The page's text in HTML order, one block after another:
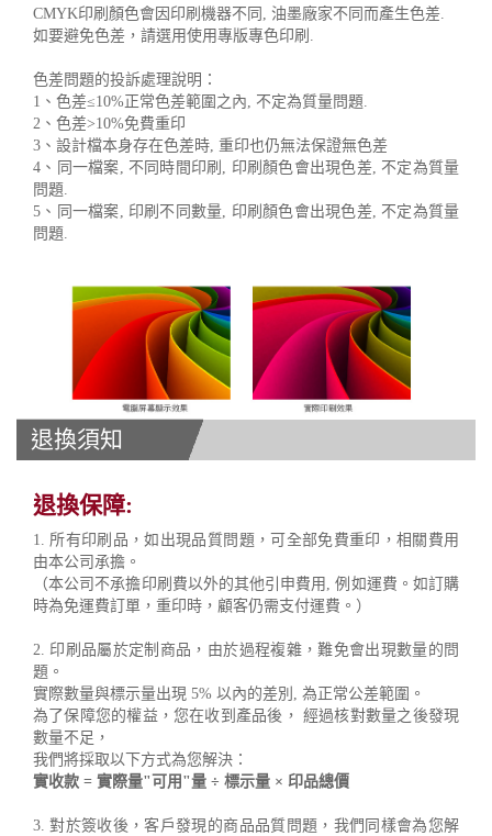
CMYK印刷顏色會因印刷機器不同, 油墨廠家不同而產生色差.
如要避免色差，請選用使用專版專色印刷.
色差問題的投訴處理說明：
1、色差≤10%正常色差範圍之內, 不定為質量問題.
2、色差>10%免費重印
3、設計檔本身存在色差時, 重印也仍無法保證無色差
4、同一檔案, 不同時間印刷, 印刷顏色會出現色差, 不定為質量
問題.
5、同一檔案, 印刷不同數量, 印刷顏色會出現色差, 不定為質量
問題.
退換須知
退換保障:
1. 所有印刷品，如出現品質問題，可全部免費重印，相關費用
由本公司承擔。
（本公司不承擔印刷費以外的其他引申費用, 例如運費。如訂購
時為免運費訂單，重印時，顧客仍需支付運費。）
2. 印刷品屬於定制商品，由於過程複雜，難免會出現數量的問
題。
實際數量與標示量出現 5% 以內的差別, 為正常公差範圍。
為了保障您的權益，您在收到產品後， 經過核對數量之後發現
數量不足，
我們將採取以下方式為您解決：
實收款 = 實際量"可用"量 ÷ 標示量 × 印品總價
3. 對於簽收後，客戶發現的商品品質問題，我們同樣會為您解